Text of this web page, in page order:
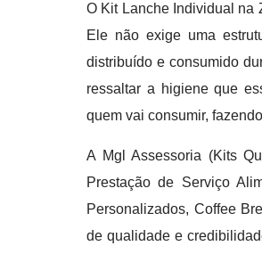
O Kit Lanche Individual na
Ele não exige uma
distribuído e consumido
ressaltar a higiene que
quem vai consumir,
A Mgl Assessoria (Kits
Prestação de Serviço
Personalizados, Coffee
de qualidade e